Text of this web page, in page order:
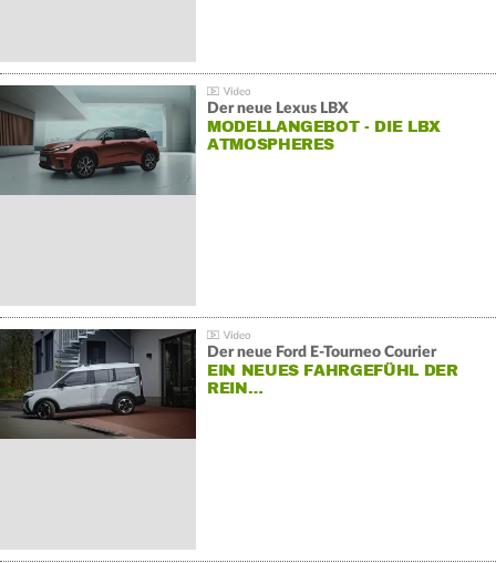
Der neue Lexus LBX
MODELLANGEBOT - DIE LBX
ATMOSPHERES
Der neue Ford E-Tourneo Courier
EIN NEUES FAHRGEFÜHL DER
REIN…